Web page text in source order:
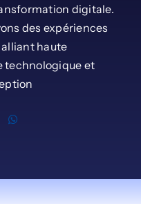
digitale.
des expériences
haute
technologique et